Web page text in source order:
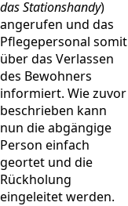
das Stationshandy)
angerufen und das
Pflegepersonal somit
über das Verlassen
des Bewohners
informiert. Wie zuvor
beschrieben kann
nun die abgängige
Person einfach
geortet und die
Rückholung
eingeleitet werden.